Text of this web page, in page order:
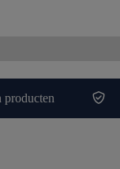
producten